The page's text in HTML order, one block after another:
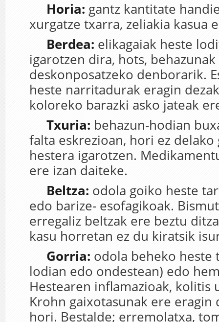
Horia: gantz kantitate
xurgatze txarra, zeliakia kasua
Berdea: elikagaiak heste
igarotzen dira, hots,
deskonposatzeko denborarik.
heste narritadurak eragin
koloreko barazki asko jateak
Txuria: behazun-hodian
falta eskrezioan, hori ez
hestera igarotzen.
ere izan daiteke.
Beltza: odola goiko heste
edo barize- esofagikoak.
erregaliz beltzak ere beztu
kasu horretan ez du kiratsik
Gorria: odola beheko heste
lodian edo ondestean) edo
Hestearen inflamazioak, kolitis
Krohn gaixotasunak ere eragin
hori. Bestalde; erremolatxa,